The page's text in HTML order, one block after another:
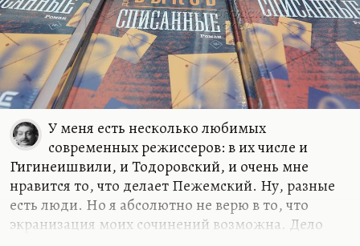
Мы знаем 3 разновидности рассказа — анекдот,
новелла и собственно…
У меня есть несколько любимых
современных режиссеров: в их числе и
Гигинеишвили, и Тодоровский, и очень мне
нравится то, что делает Пежемский. Ну, разные
есть люди. Но я абсолютно не верю в то, что
экранизация моих сочинений возможна. Дело